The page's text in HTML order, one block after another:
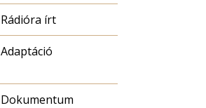
Rádióra írt
Adaptáció
Dokumentum